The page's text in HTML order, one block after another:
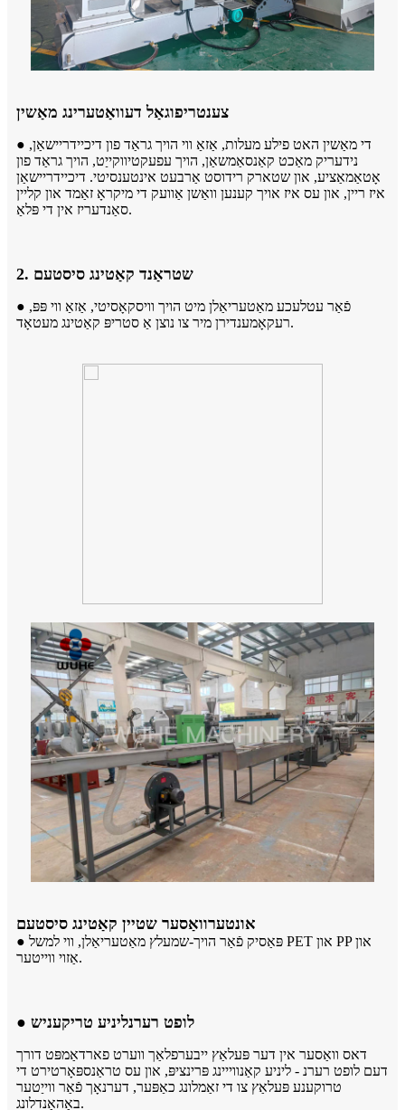
צענטריפוגאַל דעוואַטערינג מאַשין
● די מאַשין האט פילע מעלות, אַזאַ ווי הויך גראַד פון דיכיידריישאַן,
נידעריק מאַכט קאַנסאַמשאַן, הויך עפעקטיווקייַט, הויך גראַד פון
אָטאַמאַציע, און שטארק רידוסט אַרבעט אינטענסיטי. דיכיידריישאַן
איז ריין, און עס איז אויך קענען וואַשן אַוועק די מיקראָ זאַמד און קליין
סאַנדעריז אין די פּלאַ.
2. שטראַנד קאַטינג סיסטעם
● פֿאַר עטלעכע מאַטעריאַלן מיט הויך וויסקאָסיטי, אַזאַ ווי פּפּ,
רעקאָמענדירן מיר צו נוצן אַ סטריפּ קאַטינג מעטאָד.
אונטערוואַסער שטיין קאַטינג סיסטעם
● פּאַסיק פֿאַר הויך-שמעלץ מאַטעריאַלן, ווי למשל PET און PP און
אַזוי ווייטער.
● לופט רערנליניע טריקעניש
דאס וואַסער אין דער פּעלאַץ ייבערפלאַך ווערט פארדאַמפּט דורך
דעם לופט רערנ - ליניע קאַנווייינג פּרינציפּ, און עס טראַנספּאָרטירט די
טרוקענע פּעלאַץ צו די זאַמלונג כאַפּער, דערנאָך פֿאַר ווייַטער
באַהאַנדלונג.